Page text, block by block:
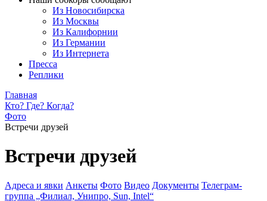
Из Новосибирска
Из Москвы
Из Калифорнии
Из Германии
Из Интернета
Пресса
Реплики
Главная
Кто? Где? Когда?
Фото
Встречи друзей
Встречи друзей
Адреса и явки Анкеты Фото Видео Документы Телеграм-
группа „Филиал, Унипро, Sun, Intel“